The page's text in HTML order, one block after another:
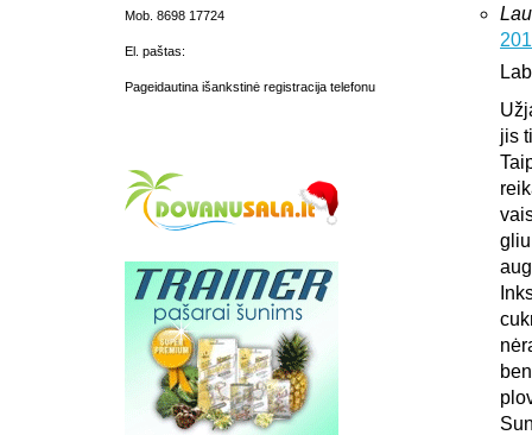
Mob. 8698 17724
El. paštas:
Pageidautina išankstinė registracija telefonu
jis